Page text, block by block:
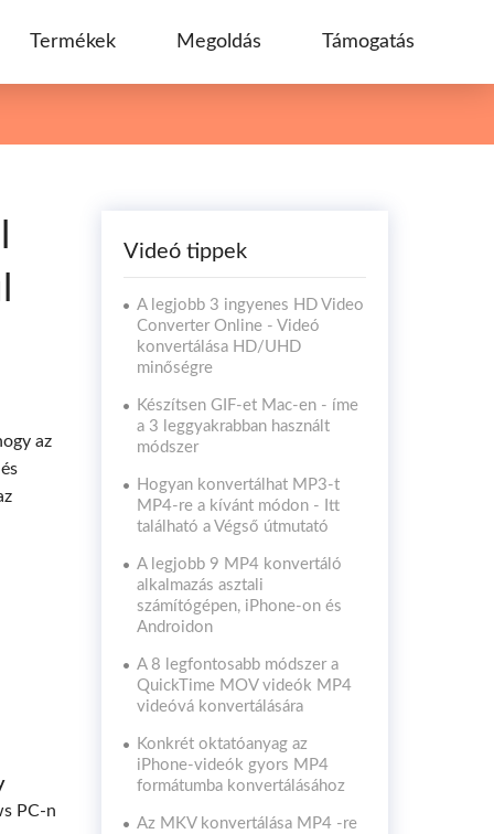
Termékek Megoldás Támogatás
az
PC-n
Videó tippek
A legjobb 3 ingyenes HD Video
Converter Online - Videó
konvertálása HD/UHD
minőségre
Készítsen GIF-et Mac-en - íme
a 3 leggyakrabban használt
módszer
Hogyan konvertálhat MP3-t
MP4-re a kívánt módon - Itt
található a Végső útmutató
A legjobb 9 MP4 konvertáló
alkalmazás asztali
számítógépen, iPhone-on és
Androidon
A 8 legfontosabb módszer a
QuickTime MOV videók MP4
videóvá konvertálására
Konkrét oktatóanyag az
iPhone-videók gyors MP4
formátumba konvertálásához
Az MKV konvertálása MP4 -re